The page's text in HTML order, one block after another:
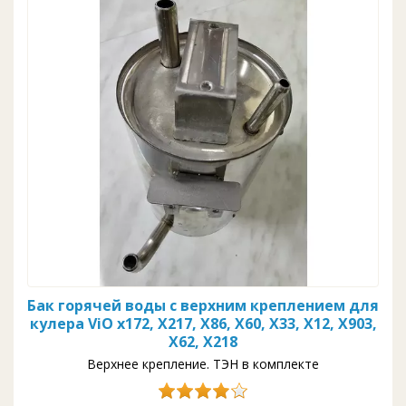
Бак горячей воды с верхним креплением для
кулера ViO x172, X217, X86, X60, X33, X12, X903,
X62, X218
Верхнее крепление. ТЭН в комплекте